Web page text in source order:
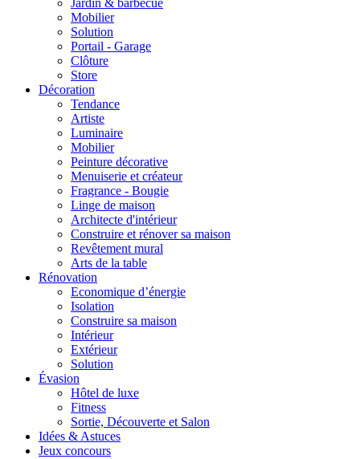
Jardin & barbecue
Mobilier
Solution
Portail - Garage
Clôture
Store
Décoration
Tendance
Artiste
Luminaire
Mobilier
Peinture décorative
Menuiserie et créateur
Fragrance - Bougie
Linge de maison
Architecte d'intérieur
Construire et rénover sa maison
Revêtement mural
Arts de la table
Rénovation
Economique d’énergie
Isolation
Construire sa maison
Intérieur
Extérieur
Solution
Évasion
Hôtel de luxe
Fitness
Sortie, Découverte et Salon
Idées & Astuces
Jeux concours